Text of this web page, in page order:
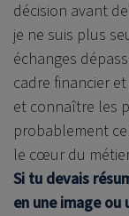
décision avant
je ne suis plus
échanges
cadre financier
et connaître les
probablement
le cœur du
Si tu devais
en une image ou